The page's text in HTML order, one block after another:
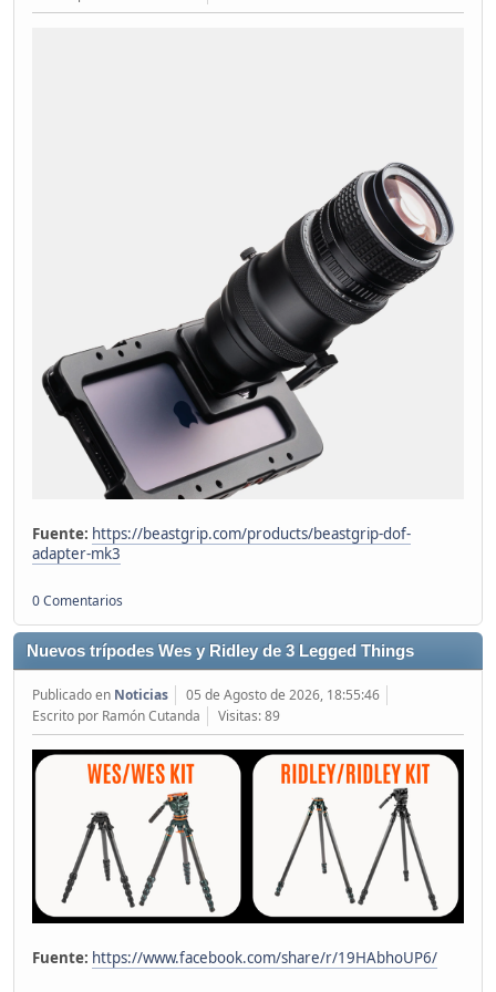
Fuente: https://beastgrip.com/products/beastgrip-dof-
adapter-mk3
0 Comentarios
Nuevos trípodes Wes y Ridley de 3 Legged Things
Publicado en Noticias
05 de Agosto de 2026, 18:55:46
Escrito por Ramón Cutanda
Visitas: 89
Fuente: https://www.facebook.com/share/r/19HAbhoUP6/